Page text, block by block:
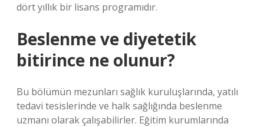
dört yıllık bir lisans programıdır.
Beslenme ve diyetetik
bitirince ne olunur?
Bu bölümün mezunları sağlık kuruluşlarında, yatılı
tedavi tesislerinde ve halk sağlığında beslenme
uzmanı olarak çalışabilirler. Eğitim kurumlarında